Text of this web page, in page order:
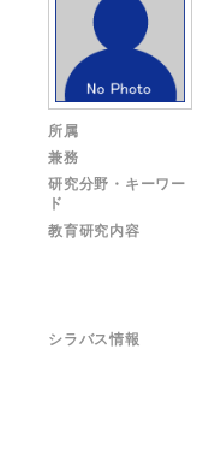
所属
兼務
研究分野・キーワー
ド
教育研究内容
シラバス情報